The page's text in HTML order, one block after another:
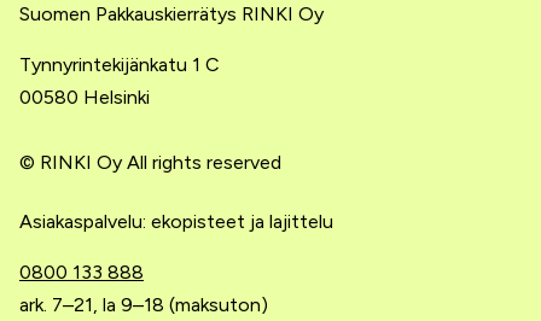
Suomen Pakkauskierrätys RINKI Oy
Tynnyrintekijänkatu 1 C
00580 Helsinki
© RINKI Oy All rights reserved
Asiakaspalvelu: ekopisteet ja lajittelu
0800 133 888
ark. 7–21, la 9–18 (maksuton)